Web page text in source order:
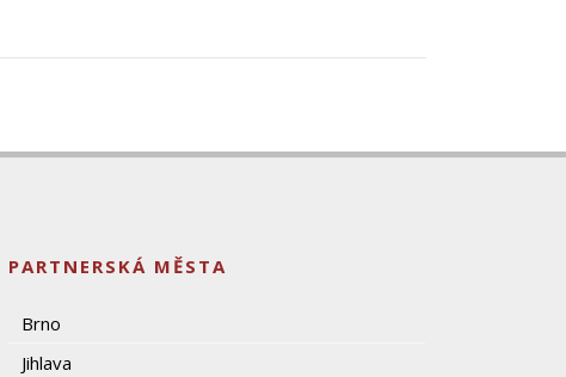
PARTNERSKÁ MĚSTA
Brno
Jihlava